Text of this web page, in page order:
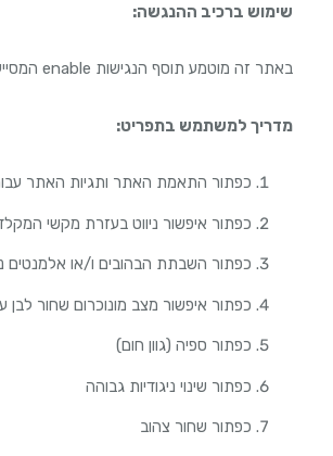
שימוש ברכיב ההנגשה:
באתר זה מוטמע תוסף הנגישות enable המסייע בהנגשת האתר לבעלי מוגבלויות.
מדריך למשתמש בתפריט:
כפתור התאמת האתר ותגיות האתר עבור
כפתור איפשור ניווט בעזרת מקשי
כפתור השבתת הבהובים ו/או אלמנטים
כפתור איפשור מצב מונוכרום שחור לבן
כפתור ספיה (גוון חום)
כפתור שינוי ניגודיות גבוהה
כפתור שחור צהוב